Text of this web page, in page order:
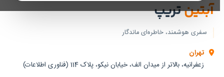
آبتینتریپ
سفری هوشمند، خاطره‌ای ماندگار
تهران
زعفرانیه، بالاتر از میدان الف، خیابان نیکو، پلاک 114 (فناوری اطلاعات)